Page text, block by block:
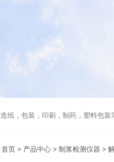
造纸，包装，印刷，制药，塑料包装
首页 > 产品中心 > 制浆检测仪器 >